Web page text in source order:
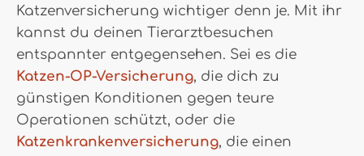
Katzenversicherung wichtiger denn je. Mit ihr
kannst du deinen Tierarztbesuchen
entspannter entgegensehen. Sei es die
Katzen-OP-Versicherung, die dich zu
günstigen Konditionen gegen teure
Operationen schützt, oder die
Katzenkrankenversicherung, die einen